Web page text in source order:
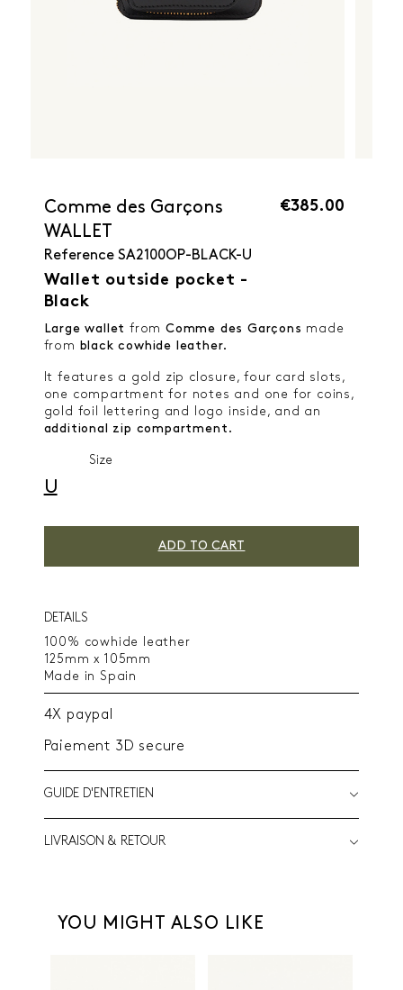
Comme des Garçons
WALLET
Reference SA2100OP-BLACK-U
Wallet outside pocket -
Black
€385.00
Large wallet from Comme des Garçons made
from black cowhide leather.
It features a gold zip closure, four card slots,
one compartment for notes and one for coins,
gold foil lettering and logo inside, and an
additional zip compartment.
Size
U
ADD TO CART
DETAILS
100% cowhide leather
125mm x 105mm
Made in Spain
4X paypal
Paiement 3D secure
GUIDE D'ENTRETIEN
LIVRAISON & RETOUR
YOU MIGHT ALSO LIKE